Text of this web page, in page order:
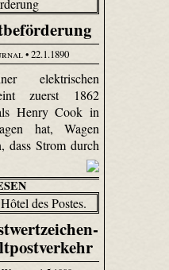
• 22.1.1890
elektrischen
zuerst 1862
Henry Cook in
hat, Wagen
dass Strom durch